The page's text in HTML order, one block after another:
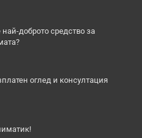
доброто средство за
оглед и консултация